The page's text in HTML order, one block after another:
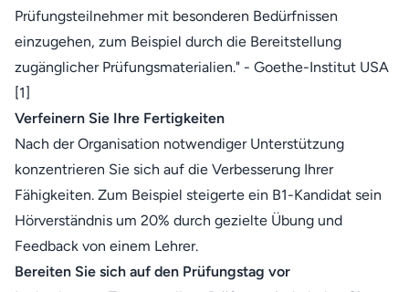
Prüfungsteilnehmer mit besonderen Bedürfnissen
einzugehen, zum Beispiel durch die Bereitstellung
zugänglicher Prüfungsmaterialien." - Goethe-Institut USA
[1]
Verfeinern Sie Ihre Fertigkeiten
Nach der Organisation notwendiger Unterstützung
konzentrieren Sie sich auf die Verbesserung Ihrer
Fähigkeiten. Zum Beispiel steigerte ein B1-Kandidat sein
Hörverständnis um 20% durch gezielte Übung und
Feedback von einem Lehrer.
Bereiten Sie sich auf den Prüfungstag vor